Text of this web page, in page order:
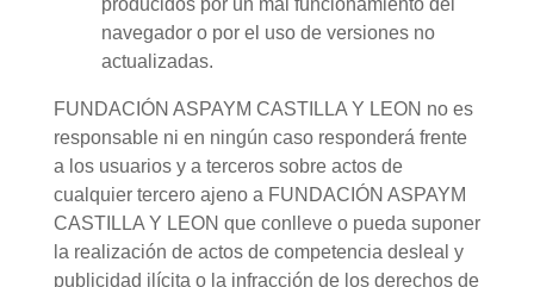
producidos por un mal funcionamiento del
navegador o por el uso de versiones no
actualizadas.
FUNDACIÓN ASPAYM CASTILLA Y LEON no es
responsable ni en ningún caso responderá frente
a los usuarios y a terceros sobre actos de
cualquier tercero ajeno a FUNDACIÓN ASPAYM
CASTILLA Y LEON que conlleve o pueda suponer
la realización de actos de competencia desleal y
publicidad ilícita o la infracción de los derechos de